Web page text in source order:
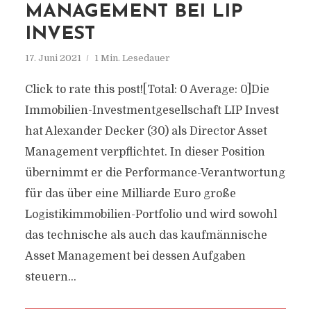
MANAGEMENT BEI LIP
INVEST
17. Juni 2021 1 Min. Lesedauer
Click to rate this post![Total: 0 Average: 0]Die
Immobilien-Investmentgesellschaft LIP Invest
hat Alexander Decker (30) als Director Asset
Management verpflichtet. In dieser Position
übernimmt er die Performance-Verantwortung
für das über eine Milliarde Euro große
Logistikimmobilien-Portfolio und wird sowohl
das technische als auch das kaufmännische
Asset Management bei dessen Aufgaben
steuern...